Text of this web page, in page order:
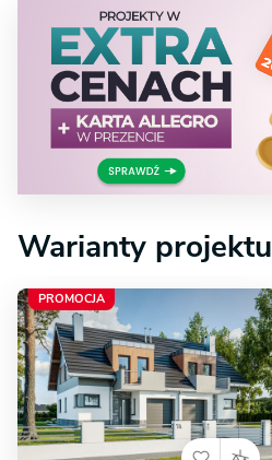
Warianty projektu
PROMOCJA